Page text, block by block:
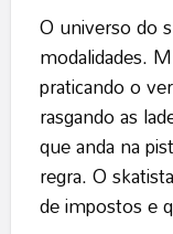
O universo do
modalidades.
praticando o
rasgando as
que anda na
regra. O
de impostos e